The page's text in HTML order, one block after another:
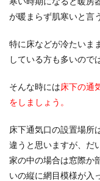
が暖まらず肌寒いと言
特に床などが冷たいま
している方も多いので
そんな時には床下の通
をしましょう。
床下通気口の設置場所
違うと思いますが、だ
家の中の場合は窓際か
いの縦に網目模様が入